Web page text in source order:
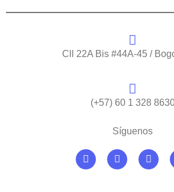
Cll 22A Bis #44A-45 /
(+57) 60 1 328
Síguenos
F
a
I
n
Y
o